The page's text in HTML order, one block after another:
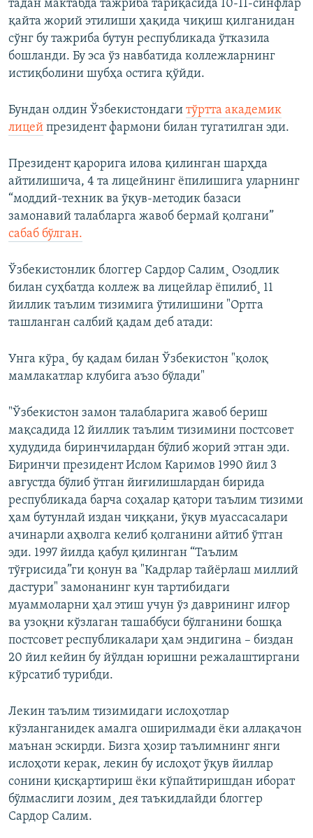
тадан мактабда тажриба тариқасида 10-11-синфлар
қайта жорий этилиши ҳақида чиқиш қилганидан
сўнг бу тажриба бутун республикада ўтказила
бошланди. Бу эса ўз навбатида коллежларнинг
истиқболини шубҳа остига қўйди.
Бундан олдин Ўзбекистондаги тўртта академик
лицей президент фармони билан тугатилган эди.
Президент қарорига илова қилинган шарҳда
айтилишича, 4 та лицейнинг ёпилишига уларнинг
“моддий-техник ва ўқув-методик базаси
замонавий талабларга жавоб бермай қолгани”
сабаб бўлган.
Ўзбекистонлик блоггер Сардор Салим¸ Озодлик
билан суҳбатда коллеж ва лицейлар ëпилиб¸ 11
йиллик таълим тизимига ўтилишини "Ортга
ташланган салбий қадам деб атади:
Унга кўра¸ бу қадам билан Ўзбекистон "қолоқ
мамлакатлар клубига аъзо бўлади"
"Ўзбекистон замон талабларига жавоб бериш
мақсадида 12 йиллик таълим тизимини постсовет
ҳудудида биринчилардан бўлиб жорий этган эди.
Биринчи президент Ислом Каримов 1990 йил 3
августда бўлиб ўтган йиғилишлардан бирида
республикада барча соҳалар қатори таълим тизими
ҳам бутунлай издан чиққани, ўқув муассасалари
ачинарли аҳволга келиб қолганини айтиб ўтган
эди. 1997 йилда қабул қилинган “Таълим
тўғрисида”ги қонун ва "Кадрлар тайёрлаш миллий
дастури" замонанинг кун тартибидаги
муаммоларни ҳал этиш учун ўз даврининг илғор
ва узоқни кўзлаган ташаббуси бўлганини бошқа
постсовет республикалари ҳам эндигина – биздан
20 йил кейин бу йўлдан юришни режалаштиргани
кўрсатиб турибди.
Лекин таълим тизимидаги ислоҳотлар
кўзланганидек амалга оширилмади ёки аллақачон
маънан эскирди. Бизга ҳозир таълимнинг янги
ислоҳоти керак, лекин бу ислоҳот ўқув йиллар
сонини қисқартириш ёки кўпайтиришдан иборат
бўлмаслиги лозим¸ дея таъкидлайди блоггер
Сардор Салим.